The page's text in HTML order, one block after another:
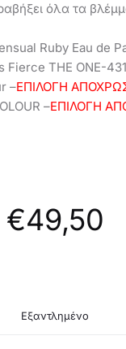
όλα τα
Ruby Eau de
THE ONE-
–ΕΠΙΛΟΓΗ
–ΕΠΙΛΟΓΗ
€49,50
Εξαντλημένο